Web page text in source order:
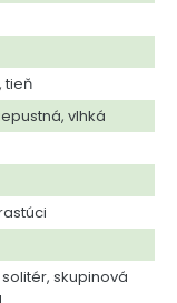
tieň
vlhká
skupinová